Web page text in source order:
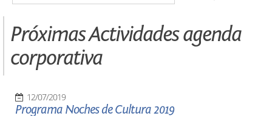
Próximas Actividades agenda
corporativa
12/07/2019
Programa Noches de Cultura 2019